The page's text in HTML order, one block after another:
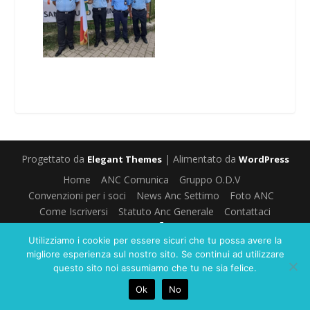
Progettato da Elegant Themes| Alimentato da WordPress
Home ANC Comunica
Gruppo O.D.V
Convenzioni per i soci
News Anc Settimo
Foto ANC
Come Iscriversi
Statuto Anc Generale Contattaci
Utilizziamo i cookie per essere sicuri che tu possa avere la
migliore esperienza sul nostro sito. Se continui ad utilizzare
questo sito noi assumiamo che tu ne sia felice.
Ok
No